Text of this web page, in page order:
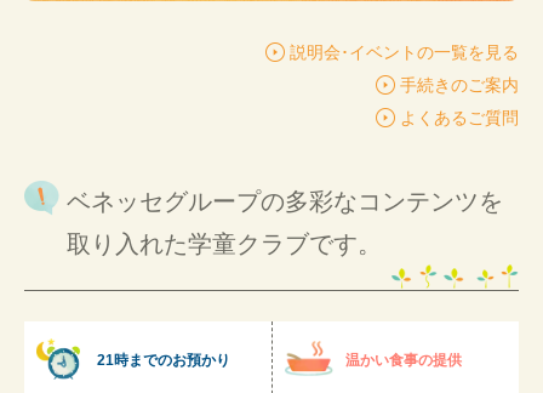
説明会･イベントの一覧を見る
手続きのご案内
よくあるご質問
ベネッセグループの多彩なコンテンツを
取り入れた学童クラブです。
21時までのお預かり 温かい食事の提供